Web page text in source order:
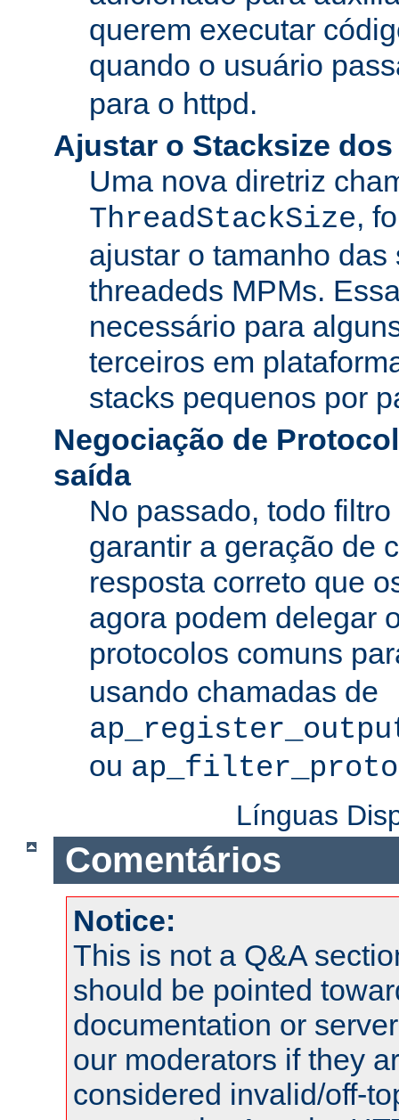
querem executar
quando o usuário
para o httpd.
Ajustar o Stacksize
Uma nova diretriz
ThreadStackSize,
ajustar o tamanho
threadeds MPMs.
necessário para
terceiros em
stacks pequenos por
Negociação de
saída
No passado, todo
garantir a geração de
resposta correto que
agora podem delegar
protocolos comuns
usando chamadas de
ou
Línguas
Comentários
Notice:
This is not a Q&A
should be pointed
documentation or
our moderators if they
considered invalid/off-